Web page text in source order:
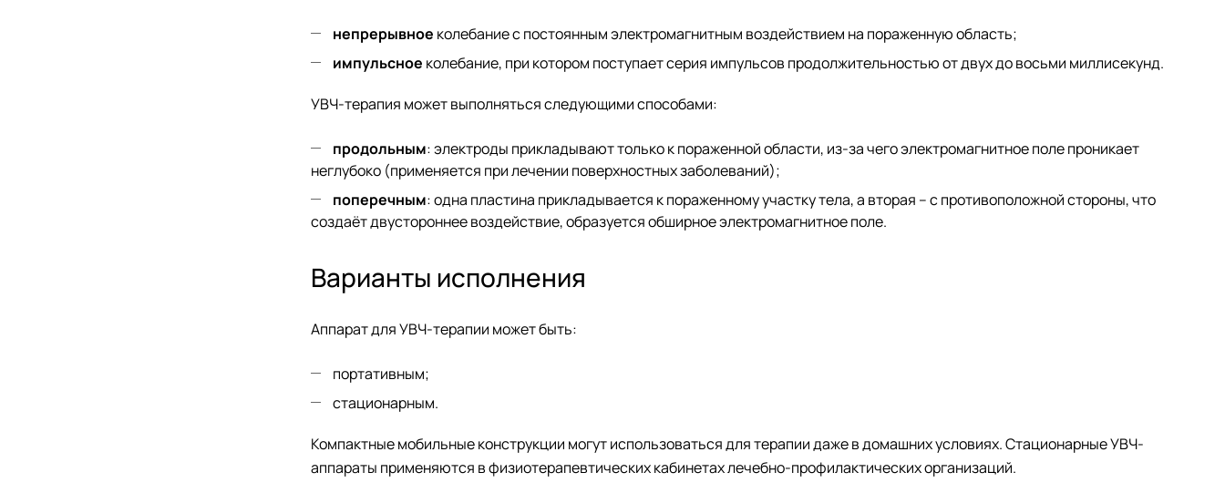
непрерывное колебание с постоянным электромагнитным воздействием на пораженную область;
импульсное колебание, при котором поступает серия импульсов продолжительностью от двух до восьми миллисекунд.
УВЧ-терапия может выполняться следующими способами:
продольным: электроды прикладывают только к пораженной области, из-за чего электромагнитное поле проникает
неглубоко (применяется при лечении поверхностных заболеваний);
поперечным: одна пластина прикладывается к пораженному участку тела, а вторая – с противоположной стороны, что
создаёт двустороннее воздействие, образуется обширное электромагнитное поле.
Варианты исполнения
Аппарат для УВЧ-терапии может быть:
портативным;
стационарным.
Компактные мобильные конструкции могут использоваться для терапии даже в домашних условиях. Стационарные УВЧ-
аппараты применяются в физиотерапевтических кабинетах лечебно-профилактических организаций.